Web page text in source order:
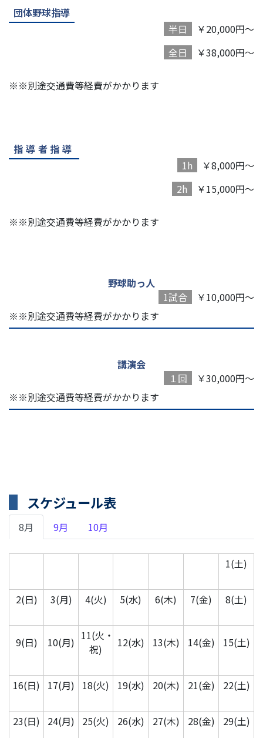
団体野球指導
半日
￥20,000円～
全日
￥38,000円～
※※別途交通費等経費がかかります
指導者指導
1h
￥8,000円～
2h
￥15,000円～
※※別途交通費等経費がかかります
野球助っ人
1試合
￥10,000円～
※※別途交通費等経費がかかります
講演会
１回
￥30,000円～
※※別途交通費等経費がかかります
スケジュール表
8月 9月 10月
1(土)
2(日) 3(月) 4(火) 5(水) 6(木) 7(金) 8(土)
9(日) 10(月) 11(火・
祝)
12(水) 13(木) 14(金) 15(土)
16(日) 17(月) 18(火) 19(水) 20(木) 21(金) 22(土)
23(日) 24(月) 25(火) 26(水) 27(木) 28(金) 29(土)